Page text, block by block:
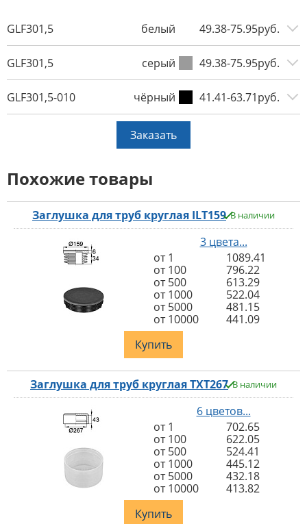
GLF301,5 белый 49.38-75.95руб.
GLF301,5 серый 49.38-75.95руб.
GLF301,5-010 чёрный 41.41-63.71руб.
Заказать
Похожие товары
Заглушка для труб круглая ILT159 В наличии
3 цвета...
от 1
1089.41
от 100
796.22
от 500
613.29
от 1000
522.04
от 5000
481.15
от 10000
441.09
Купить
Заглушка для труб круглая TXT267 В наличии
6 цветов...
от 1
702.65
от 100
622.05
от 500
524.41
от 1000
445.12
от 5000
432.18
от 10000
413.82
Купить